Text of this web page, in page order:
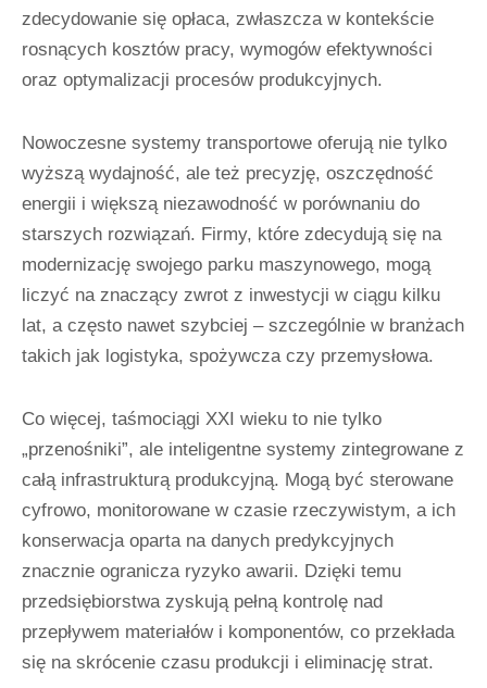
zdecydowanie się opłaca, zwłaszcza w kontekście
rosnących kosztów pracy, wymogów efektywności
oraz optymalizacji procesów produkcyjnych.
Nowoczesne systemy transportowe oferują nie tylko
wyższą wydajność, ale też precyzję, oszczędność
energii i większą niezawodność w porównaniu do
starszych rozwiązań. Firmy, które zdecydują się na
modernizację swojego parku maszynowego, mogą
liczyć na znaczący zwrot z inwestycji w ciągu kilku
lat, a często nawet szybciej – szczególnie w branżach
takich jak logistyka, spożywcza czy przemysłowa.
Co więcej, taśmociągi XXI wieku to nie tylko
„przenośniki”, ale inteligentne systemy zintegrowane z
całą infrastrukturą produkcyjną. Mogą być sterowane
cyfrowo, monitorowane w czasie rzeczywistym, a ich
konserwacja oparta na danych predykcyjnych
znacznie ogranicza ryzyko awarii. Dzięki temu
przedsiębiorstwa zyskują pełną kontrolę nad
przepływem materiałów i komponentów, co przekłada
się na skrócenie czasu produkcji i eliminację strat.